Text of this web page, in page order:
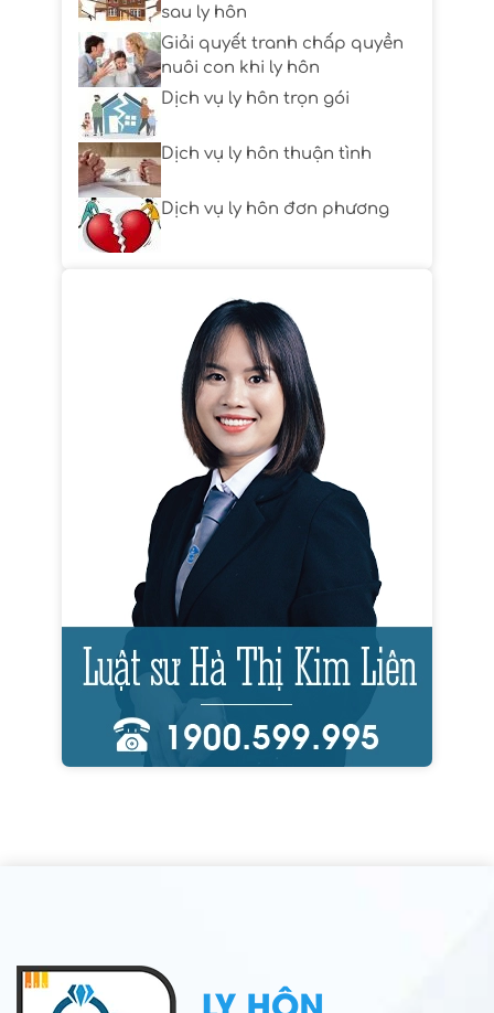
sau ly hôn
Giải quyết tranh chấp quyền
nuôi con khi ly hôn
Dịch vụ ly hôn trọn gói
Dịch vụ ly hôn thuận tình
Dịch vụ ly hôn đơn phương